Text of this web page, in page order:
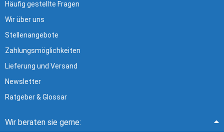
Häufig gestellte Fragen
Wir über uns
Stellenangebote
Zahlungsmöglichkeiten
Lieferung und Versand
Newsletter
Ratgeber & Glossar
Wir beraten sie gerne: